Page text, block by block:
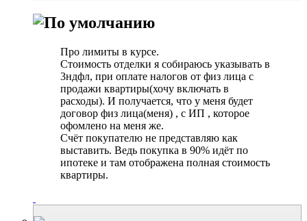
Про лимиты в курсе.
Стоимость отделки я собираюсь указывать в
3ндфл, при оплате налогов от физ лица с
продажи квартиры(хочу включать в
расходы). И получается, что у меня будет
договор физ лица(меня) , с ИП , которое
офомлено на меня же.
Счёт покупателю не представляю как
выставить. Ведь покупка в 90% идёт по
ипотеке и там отображена полная стоимость
квартиры.